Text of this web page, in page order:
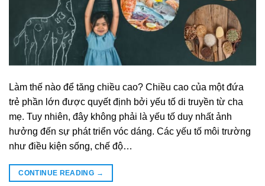
Làm thế nào để tăng chiều cao? Chiều cao của một đứa
trẻ phần lớn được quyết định bởi yếu tố di truyền từ cha
mẹ. Tuy nhiên, đây không phải là yếu tố duy nhất ảnh
hưởng đến sự phát triển vóc dáng. Các yếu tố môi trường
như điều kiện sống, chế độ…
CONTINUE READING →